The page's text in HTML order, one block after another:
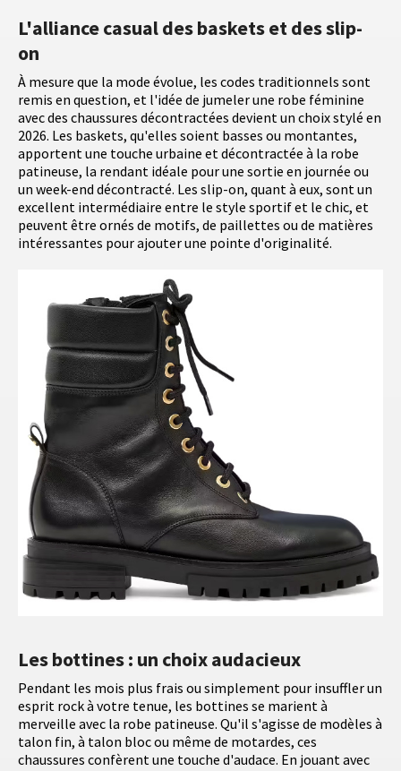
L'alliance casual des baskets et des slip-
on
À mesure que la mode évolue, les codes traditionnels sont
remis en question, et l'idée de jumeler une robe féminine
avec des chaussures décontractées devient un choix stylé en
2026. Les baskets, qu'elles soient basses ou montantes,
apportent une touche urbaine et décontractée à la robe
patineuse, la rendant idéale pour une sortie en journée ou
un week-end décontracté. Les slip-on, quant à eux, sont un
excellent intermédiaire entre le style sportif et le chic, et
peuvent être ornés de motifs, de paillettes ou de matières
intéressantes pour ajouter une pointe d'originalité.
Les bottines : un choix audacieux
Pendant les mois plus frais ou simplement pour insuffler un
esprit rock à votre tenue, les bottines se marient à
merveille avec la robe patineuse. Qu'il s'agisse de modèles à
talon fin, à talon bloc ou même de motardes, ces
chaussures confèrent une touche d'audace. En jouant avec